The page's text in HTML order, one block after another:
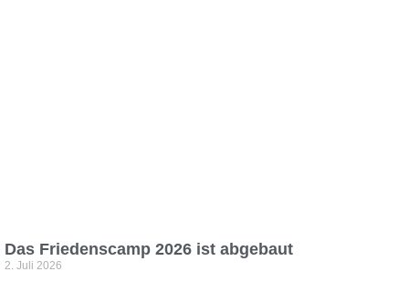
Das Friedenscamp 2026 ist abgebaut
2. Juli 2026